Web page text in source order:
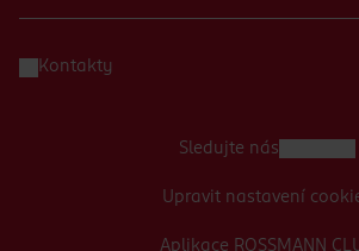
Kontakty
Aplikace ROSSMANN
Sledujte nás
Upravit nastavení